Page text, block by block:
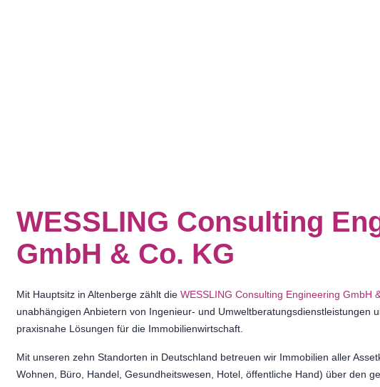
WESSLING Consulting
GmbH & Co. KG
Mit Hauptsitz in Altenberge zählt die WESSLING Consulting Engineering GmbH
unabhängigen Anbietern von Ingenieur- und Umweltberatungsdienstleistungen
praxisnahe Lösungen für die Immobilienwirtschaft.
Mit unseren zehn Standorten in Deutschland betreuen wir Immobilien aller
Wohnen, Büro, Handel, Gesundheitswesen, Hotel, öffentliche Hand) über den